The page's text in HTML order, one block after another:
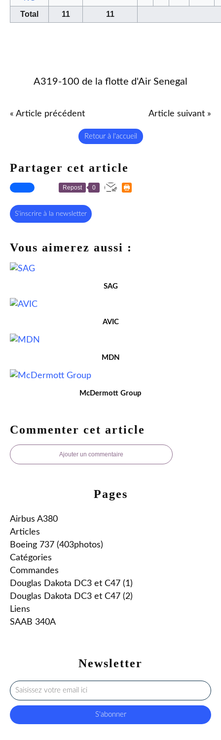
Total
11 11
A319-100 de la flotte d'Air Senegal
« Article précédent Article suivant »
Retour à l'accueil
Partager cet article
Repost 0
S'inscrire à la newsletter
Vous aimerez aussi :
SAG
AVIC
MDN
McDermott Group
Commenter cet article
Ajouter un commentaire
Newsletter
Pages
Airbus A380
Articles
Boeing 737 (403photos)
Catégories
Commandes
Douglas Dakota DC3 et C47 (1)
Douglas Dakota DC3 et C47 (2)
Liens
SAAB 340A